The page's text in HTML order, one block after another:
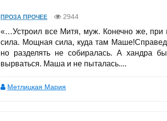
ПРОЗА ПРОЧЕЕ 2944
«…Устроил все Митя, муж. Конечно же, при
сила. Мощная сила, куда там
но разделять не собиралась. А хандра
вырваться. Маша и не пыталась....
Метлицкая Мария